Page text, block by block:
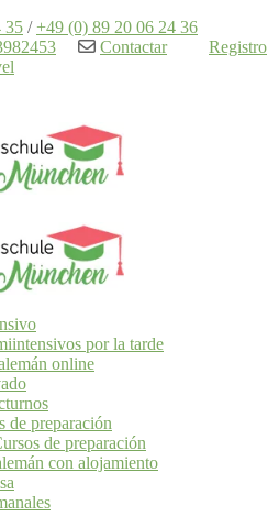
35 /+49 (0) 89 20 06 24 36
Contactar
Registro
por la tarde
online
de preparación
de preparación
con alojamiento